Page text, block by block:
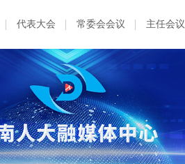
代表大会 常委会会议 主任会议